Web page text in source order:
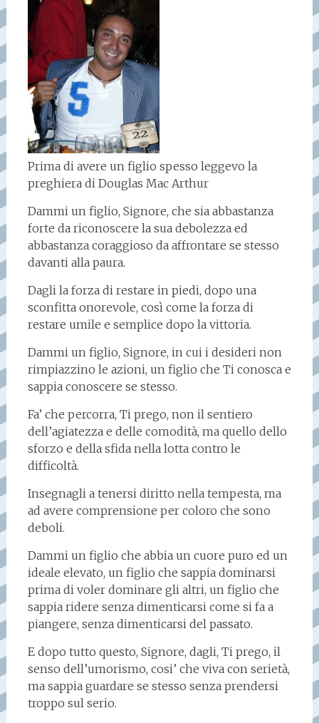
Prima di avere un figlio spesso leggevo la
preghiera di Douglas Mac Arthur
Dammi un figlio, Signore, che sia abbastanza
forte da riconoscere la sua debolezza ed
abbastanza coraggioso da affrontare se stesso
davanti alla paura.
Dagli la forza di restare in piedi, dopo una
sconfitta onorevole, così come la forza di
restare umile e semplice dopo la vittoria.
Dammi un figlio, Signore, in cui i desideri non
rimpiazzino le azioni, un figlio che Ti conosca e
sappia conoscere se stesso.
Fa’ che percorra, Ti prego, non il sentiero
dell’agiatezza e delle comodità, ma quello dello
sforzo e della sfida nella lotta contro le
difficoltà.
Insegnagli a tenersi diritto nella tempesta, ma
ad avere comprensione per coloro che sono
deboli.
Dammi un figlio che abbia un cuore puro ed un
ideale elevato, un figlio che sappia dominarsi
prima di voler dominare gli altri, un figlio che
sappia ridere senza dimenticarsi come si fa a
piangere, senza dimenticarsi del passato.
E dopo tutto questo, Signore, dagli, Ti prego, il
senso dell’umorismo, cosi’ che viva con serietà,
ma sappia guardare se stesso senza prendersi
troppo sul serio.